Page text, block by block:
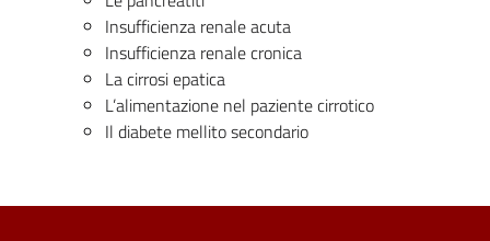
Insufficienza renale acuta
Insufficienza renale cronica
La cirrosi epatica
L’alimentazione nel paziente cirrotico
Il diabete mellito secondario